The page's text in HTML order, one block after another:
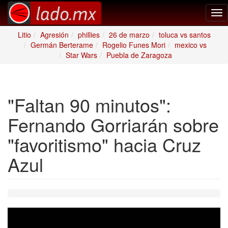
Litio
Agresión phillies 26 de marzo
toluca vs santos
Germán Berterame
Rogelio Funes Mori
mexico vs
Star Wars
Puebla de Zaragoza
"Faltan 90 minutos":
Fernando Gorriarán sobre
"favoritismo" hacia Cruz
Azul